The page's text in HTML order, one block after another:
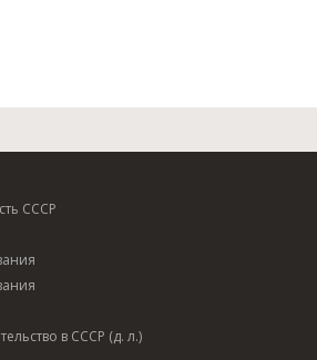
СССР
в СССР (д. л.)